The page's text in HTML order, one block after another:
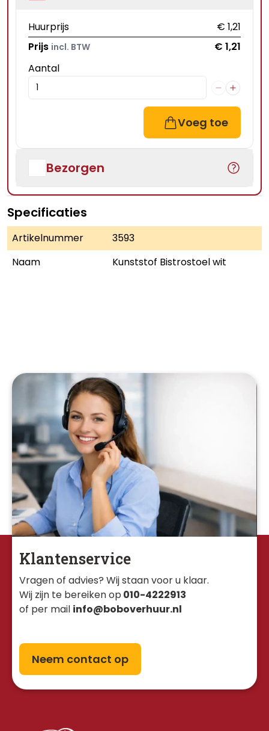
Huurprijs
€ 1,21
Prijs incl. BTW
€ 1,21
Aantal
Voeg toe
Bezorgen
Specificaties
Artikelnummer
3593
Naam
Kunststof Bistrostoel wit
Klantenservice
Vragen of advies? Wij staan voor u klaar.
Wij zijn te bereiken op 010-4222913
of per mail info@boboverhuur.nl
Neem contact op